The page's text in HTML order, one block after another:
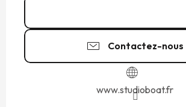
Contactez-nous
www.studioboat.fr